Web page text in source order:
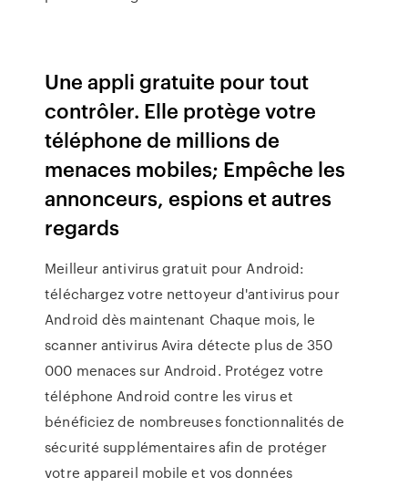
Une appli gratuite pour tout
contrôler. Elle protège votre
téléphone de millions de
menaces mobiles; Empêche les
annonceurs, espions et autres
regards
Meilleur antivirus gratuit pour Android:
téléchargez votre nettoyeur d'antivirus pour
Android dès maintenant Chaque mois, le
scanner antivirus Avira détecte plus de 350
000 menaces sur Android. Protégez votre
téléphone Android contre les virus et
bénéficiez de nombreuses fonctionnalités de
sécurité supplémentaires afin de protéger
votre appareil mobile et vos données